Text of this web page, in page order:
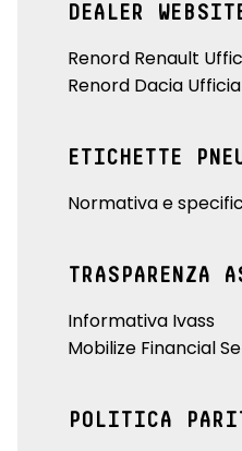
DEALER
Renord Renault
Renord Dacia
ETICHETTE
Normativa e
TRASPARENZA
Informativa Ivass
Mobilize Financial
POLITICA